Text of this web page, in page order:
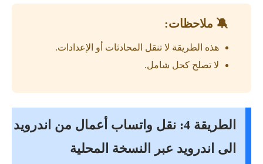
🔕 ملاحظات:
هذه الطريقة لا تنقل المحادثات أو الإعدادات.
لا تصلح كحل شامل.
الطريقة 4: نقل واتساب أعمال من اندرويد
الى اندرويد عبر النسخة المحلية